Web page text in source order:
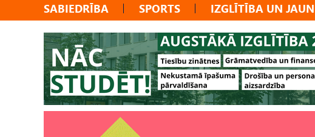
SABIEDRĪBA SPORTS IZGLĪTĪBA UN